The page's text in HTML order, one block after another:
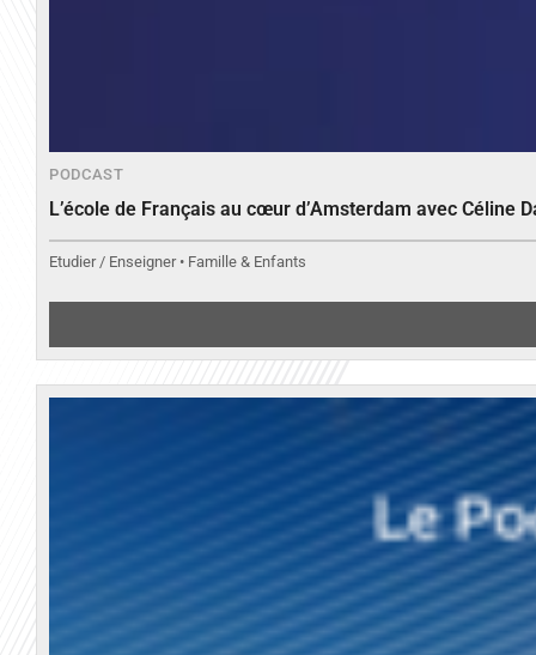
PODCAST
L’école de Français au cœur d’Amsterdam avec Céline
Etudier / Enseigner • Famille & Enfants